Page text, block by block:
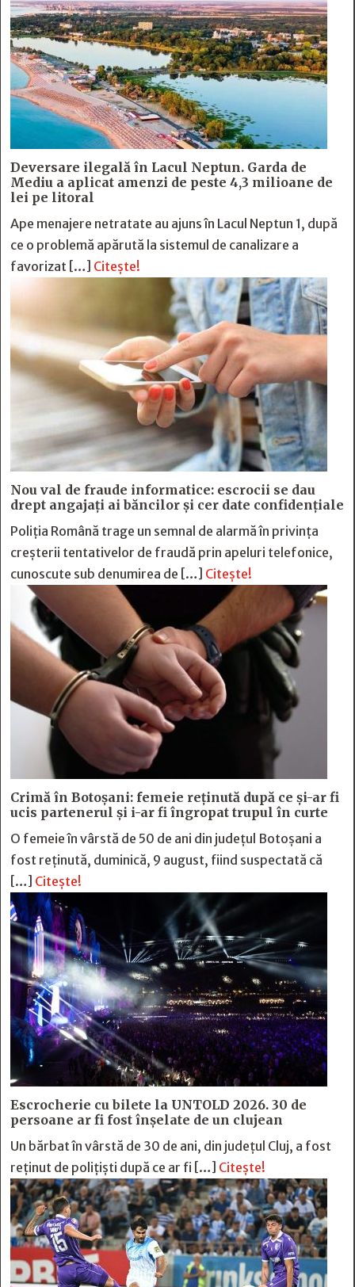
Deversare ilegală în Lacul Neptun. Garda de
Mediu a aplicat amenzi de peste 4,3 milioane de
lei pe litoral
Ape menajere netratate au ajuns în Lacul Neptun 1, după
ce o problemă apărută la sistemul de canalizare a
favorizat […] Citește!
Nou val de fraude informatice: escrocii se dau
drept angajați ai băncilor și cer date confidențiale
Poliția Română trage un semnal de alarmă în privința
creșterii tentativelor de fraudă prin apeluri telefonice,
cunoscute sub denumirea de […] Citește!
Crimă în Botoșani: femeie reținută după ce și-ar fi
ucis partenerul și i-ar fi îngropat trupul în curte
O femeie în vârstă de 50 de ani din județul Botoșani a
fost reținută, duminică, 9 august, fiind suspectată că
[…] Citește!
Escrocherie cu bilete la UNTOLD 2026. 30 de
persoane ar fi fost înșelate de un clujean
Un bărbat în vârstă de 30 de ani, din județul Cluj, a fost
reținut de polițiști după ce ar fi […] Citește!